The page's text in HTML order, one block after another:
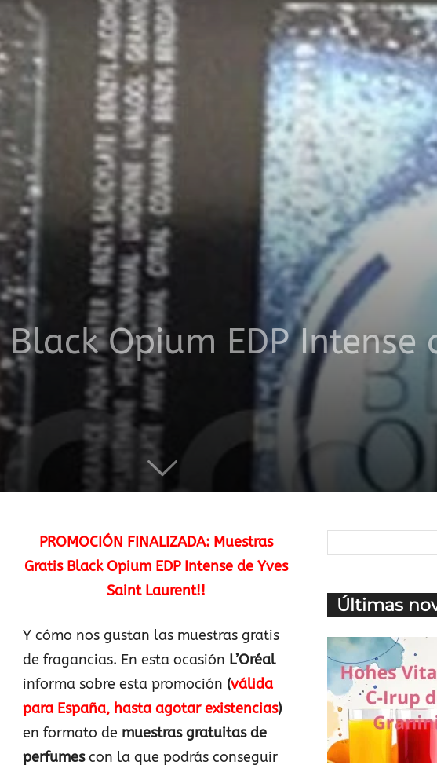
de
productos
a
Opium EDP Intense
PROMOCIÓN FINALIZADA: Muestras
Gratis Black Opium EDP Intense de Yves
Saint Laurent!!
Y cómo nos gustan las muestras gratis
de fragancias. En esta ocasión L’Oréal
informa sobre esta promoción (válida
para España, hasta agotar existencias)
en formato de muestras gratuitas de
perfumescon la que podrás conseguir
Últimas